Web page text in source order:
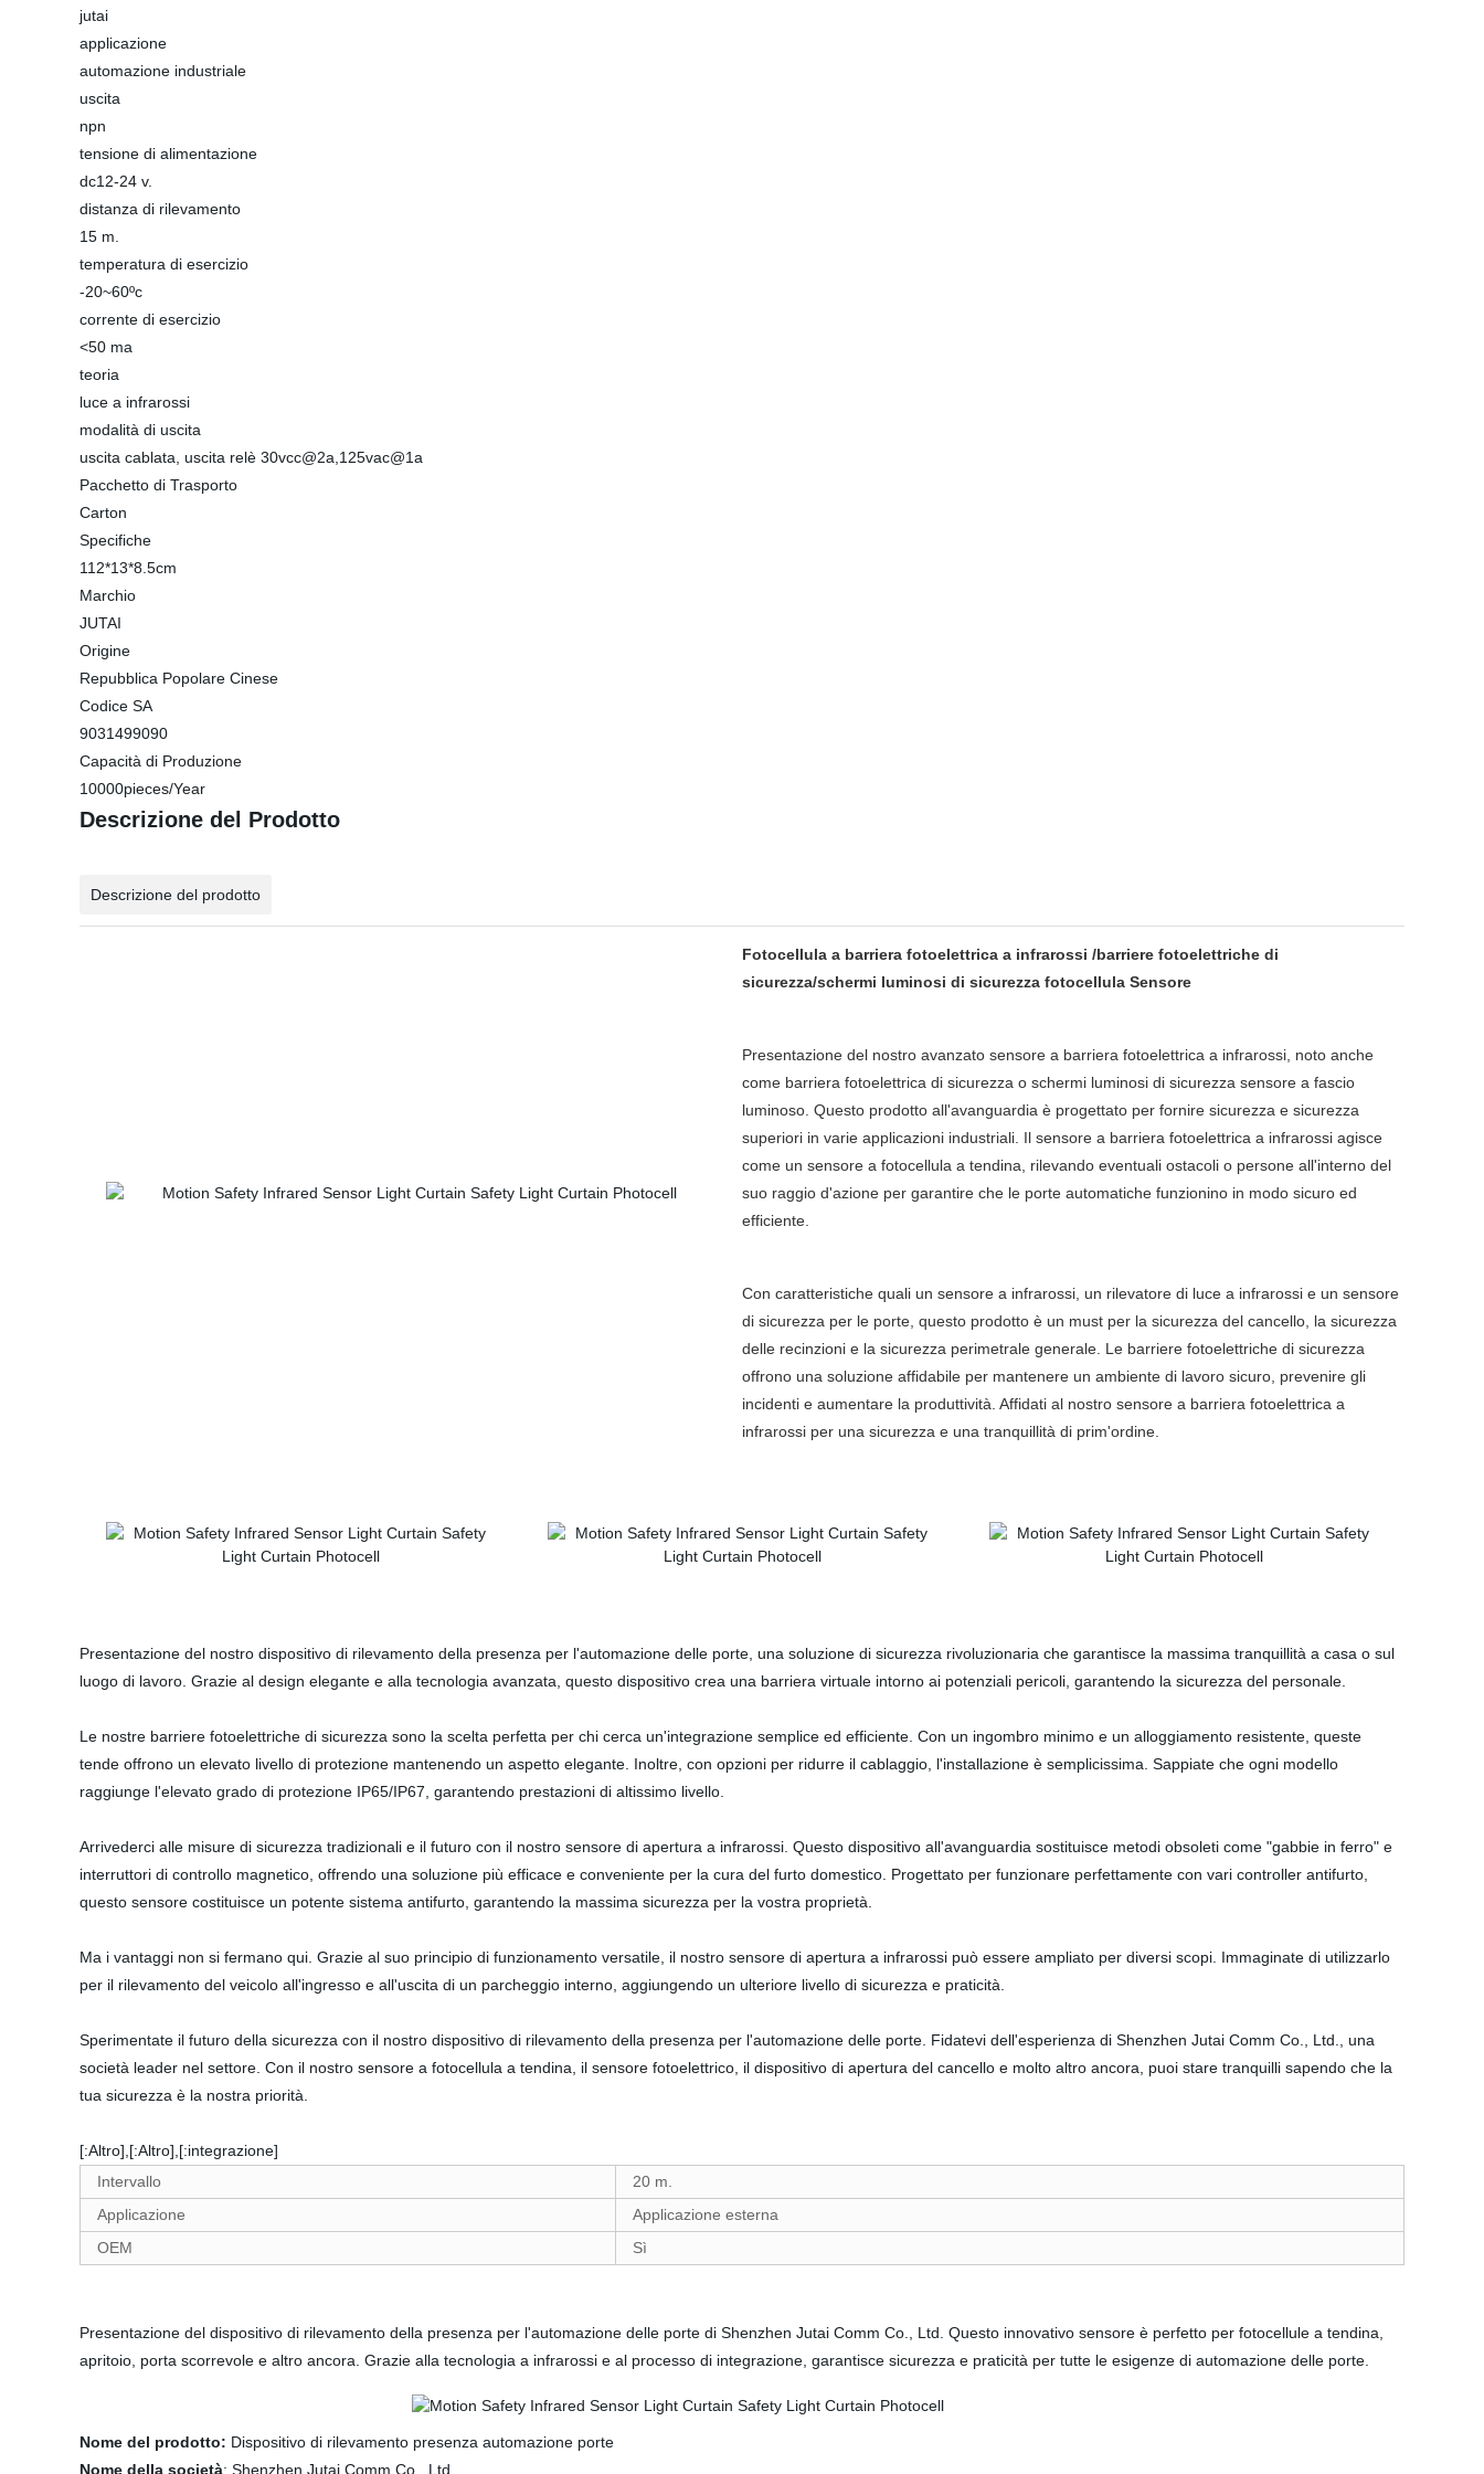
jutai
applicazione
automazione industriale
uscita
npn
tensione di alimentazione
dc12-24 v.
distanza di rilevamento
15 m.
temperatura di esercizio
-20~60ºc
corrente di esercizio
<50 ma
teoria
luce a infrarossi
modalità di uscita
uscita cablata, uscita relè 30vcc@2a,125vac@1a
Pacchetto di Trasporto
Carton
Specifiche
112*13*8.5cm
Marchio
JUTAI
Origine
Repubblica Popolare Cinese
Codice SA
9031499090
Capacità di Produzione
10000pieces/Year
Descrizione del Prodotto
Descrizione del prodotto
Fotocellula a barriera fotoelettrica a infrarossi /barriere fotoelettriche di
sicurezza/schermi luminosi di sicurezza fotocellula Sensore
Presentazione del nostro avanzato sensore a barriera fotoelettrica a infrarossi, noto anche
come barriera fotoelettrica di sicurezza o schermi luminosi di sicurezza sensore a fascio
luminoso. Questo prodotto all'avanguardia è progettato per fornire sicurezza e sicurezza
superiori in varie applicazioni industriali. Il sensore a barriera fotoelettrica a infrarossi agisce
come un sensore a fotocellula a tendina, rilevando eventuali ostacoli o persone all'interno del
suo raggio d'azione per garantire che le porte automatiche funzionino in modo sicuro ed
efficiente.
Con caratteristiche quali un sensore a infrarossi, un rilevatore di luce a infrarossi e un sensore
di sicurezza per le porte, questo prodotto è un must per la sicurezza del cancello, la sicurezza
delle recinzioni e la sicurezza perimetrale generale. Le barriere fotoelettriche di sicurezza
offrono una soluzione affidabile per mantenere un ambiente di lavoro sicuro, prevenire gli
incidenti e aumentare la produttività. Affidati al nostro sensore a barriera fotoelettrica a
infrarossi per una sicurezza e una tranquillità di prim'ordine.
Presentazione del nostro dispositivo di rilevamento della presenza per l'automazione delle porte, una soluzione di sicurezza rivoluzionaria che garantisce la massima tranquillità a casa o sul
luogo di lavoro. Grazie al design elegante e alla tecnologia avanzata, questo dispositivo crea una barriera virtuale intorno ai potenziali pericoli, garantendo la sicurezza del personale.
Le nostre barriere fotoelettriche di sicurezza sono la scelta perfetta per chi cerca un'integrazione semplice ed efficiente. Con un ingombro minimo e un alloggiamento resistente, queste
tende offrono un elevato livello di protezione mantenendo un aspetto elegante. Inoltre, con opzioni per ridurre il cablaggio, l'installazione è semplicissima. Sappiate che ogni modello
raggiunge l'elevato grado di protezione IP65/IP67, garantendo prestazioni di altissimo livello.
Arrivederci alle misure di sicurezza tradizionali e il futuro con il nostro sensore di apertura a infrarossi. Questo dispositivo all'avanguardia sostituisce metodi obsoleti come "gabbie in ferro" e
interruttori di controllo magnetico, offrendo una soluzione più efficace e conveniente per la cura del furto domestico. Progettato per funzionare perfettamente con vari controller antifurto,
questo sensore costituisce un potente sistema antifurto, garantendo la massima sicurezza per la vostra proprietà.
Ma i vantaggi non si fermano qui. Grazie al suo principio di funzionamento versatile, il nostro sensore di apertura a infrarossi può essere ampliato per diversi scopi. Immaginate di utilizzarlo
per il rilevamento del veicolo all'ingresso e all'uscita di un parcheggio interno, aggiungendo un ulteriore livello di sicurezza e praticità.
Sperimentate il futuro della sicurezza con il nostro dispositivo di rilevamento della presenza per l'automazione delle porte. Fidatevi dell'esperienza di Shenzhen Jutai Comm Co., Ltd., una
società leader nel settore. Con il nostro sensore a fotocellula a tendina, il sensore fotoelettrico, il dispositivo di apertura del cancello e molto altro ancora, puoi stare tranquilli sapendo che la
tua sicurezza è la nostra priorità.
[:Altro],[:Altro],[:integrazione]
Intervallo
20 m.
Applicazione
Applicazione esterna
OEM
Sì
Presentazione del dispositivo di rilevamento della presenza per l'automazione delle porte di Shenzhen Jutai Comm Co., Ltd. Questo innovativo sensore è perfetto per fotocellule a tendina,
apritoio, porta scorrevole e altro ancora. Grazie alla tecnologia a infrarossi e al processo di integrazione, garantisce sicurezza e praticità per tutte le esigenze di automazione delle porte.
Nome del prodotto: Dispositivo di rilevamento presenza automazione porte
Nome della società: Shenzhen Jutai Comm Co., Ltd